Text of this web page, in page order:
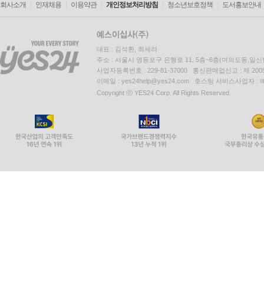
회사소개 인재채용 이용약관 개인정보처리방침 청소년보호정책 도서홍보안내
대표 : 김석환, 최세라
주소 : 서울시 영등포구 은행로 11, 5층~6층(여의도동,일신
사업자등록번호 : 229-81-37000 통신판매업신고 : 제
이메일 : yes24help@yes24.com 호스팅 서비스사업자 :
Copyright ⓒ YES24 Corp. All Rights Reserved.